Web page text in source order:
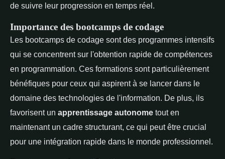
de suivre leur progression en temps réel.
Importance des bootcamps de codage
Les bootcamps de codage sont des programmes intensifs
qui se concentrent sur l'obtention rapide de compétences
en programmation. Ces formations sont particulièrement
bénéfiques pour ceux qui aspirent à se lancer dans le
domaine des technologies de l'information. De plus, ils
favorisent un apprentissage autonome tout en
maintenant un cadre structurant, ce qui peut être crucial
pour une intégration rapide dans le monde professionnel.